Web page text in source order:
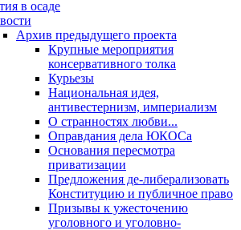
в осаде
Архив предыдущего проекта
Крупные мероприятия
консервативного толка
Курьезы
Национальная идея,
антивестернизм, империализм
О странностях любви...
Оправдания дела ЮКОСа
Основания пересмотра
приватизации
Предложения де-либерализовать
Конституцию и публичное право
Призывы к ужесточению
уголовного и уголовно-